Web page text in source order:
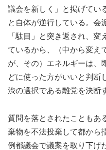
議会を新しく」と掲げてい
と自体が逆行している。会
「駄目」と突き返され、
ているから、（中から変え
が、その）エネルギーは、
どに使った方がいいと判断
渋の選択である離党を決断
質問を落とされたこともあ
棄物を不法投棄して都から
例都議会で議案を取り下げ